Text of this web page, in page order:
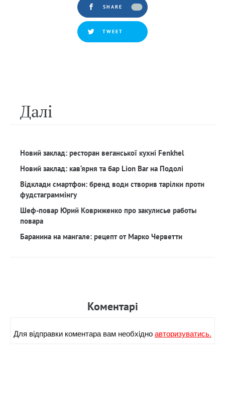
SHARE
TWEET
Далi
Новий заклад: ресторан веганської кухні Fenkhel
Новий заклад: кав‘ярня та бар Lion Bar на Подолі
Відклади смартфон: бренд води створив тарілки проти
фудстаграммінгу
Шеф-повар Юрий Ковриженко про закулисье работы
повара
Баранина на мангале: рецепт от Марко Черветти
Коментарi
Для вiдправки коментара вам необхiдноавторизуватись.